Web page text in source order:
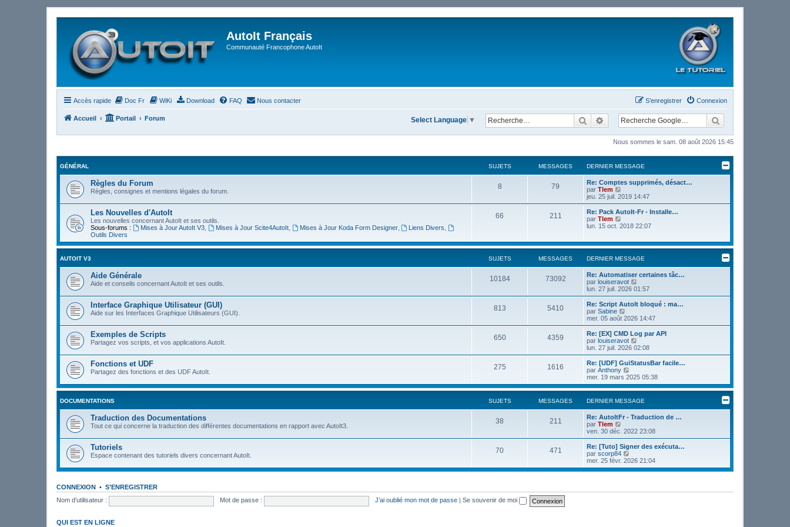
AutoIt Français
Communauté Francophone AutoIt
Accès rapide Doc Fr WiKi Download FAQ Nous contacter Connexion
S’enregistrer
Accueil Portail Forum RechercherRecherche avancée
Select Language ▼
Nous sommes le sam. 08 août 2026 15:45
GÉNÉRAL SUJETS MESSAGES DERNIER MESSAGE
Règles du Forum
Règles, consignes et mentions légales du forum.
8 79
Re: Comptes supprimés, désact…
par Tlem
o
i
r
e
r
i
e
r
m
e
s
s
a
g
e
jeu. 25 juil. 2019 14:47
Les Nouvelles d'AutoIt
Les nouvelles concernant AutoIt et ses outils.
Sous-forums :
Mises à Jour AutoIt V3, Mises à Jour Scite4AutoIt, Mises à Jour Koda Form Designer, Liens Divers
Outils Divers
66 211
Re: Pack AutoIt-Fr - Installe…
par Tlem
o
l
d
e
r
n
i
e
r
m
e
s
s
a
g
e
lun. 15 oct. 2018 22:07
AUTOIT V3 SUJETS MESSAGES DERNIER MESSAGE
Aide Générale
Aide et conseils concernant AutoIt et ses outils.
10184 73092
Re: Automatiser certaines tâc…
par louiseravot
o
i
r
e
r
n
i
r
e
s
s
a
g
e
lun. 27 juil. 2026 01:57
Interface Graphique Utilisateur (GUI)
Aide sur les Interfaces Graphique Utilisateurs (GUI).
813 5410
Re: Script AutoIt bloqué : ma…
par Sabine
o
i
r
l
e
e
r
n
i
e
m
e
s
a
g
e
mer. 05 août 2026 14:47
Exemples de Scripts
Partagez vos scripts, et vos applications AutoIt.
650 4359
Re: [EX] CMD Log par API
par louiseravot
o
i
r
e
e
n
i
e
m
e
s
a
g
e
lun. 27 juil. 2026 02:08
Fonctions et UDF
Partagez des fonctions et des UDF AutoIt.
275 1616
Re: [UDF] GuiStatusBar facile…
par Anthony
o
i
r
l
e
d
e
n
i
e
m
e
mer. 19 mars 2025 05:38
DOCUMENTATIONS SUJETS MESSAGES DERNIER MESSAGE
Traduction des Documentations
Tout ce qui concerne la traduction des différentes documentations en rapport avec AutoIt3.
38 211
Re: AutoItFr - Traduction de …
par Tlem
o
i
r
e
e
i
ven. 30 déc. 2022 23:08
Tutoriels
Espace contenant des tutoriels divers concernant AutoIt.
70 471
Re: [Tuto] Signer des exécuta…
par scorp84
o
i
r
mer. 25 févr. 2026 21:04
CONNEXION • S’ENREGISTRER
Nom d’utilisateur :
Mot de passe : J’ai oublié mon mot de passe Se souvenir de moi
QUI EST EN LIGNE